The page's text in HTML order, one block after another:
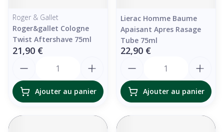
Roger & Gallet
Roger&gallet Cologne
Twist Aftershave 75ml
21,90 €
Ajouter au panier
Lierac Homme Baume
Apaisant Apres Rasage
Tube 75ml
22,90 €
Ajouter au panier